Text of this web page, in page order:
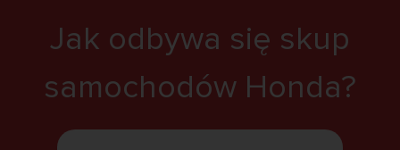
Jak odbywa się skup
samochodów Honda?